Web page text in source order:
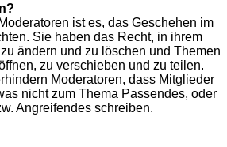
ist es, das Geschehen im
Sie haben das Recht, in ihrem
ändern und zu löschen und Themen
zu verschieben und zu teilen.
Moderatoren, dass Mitglieder
nicht zum Thema Passendes, oder
Angreifendes schreiben.